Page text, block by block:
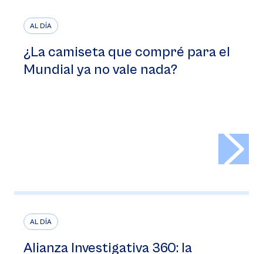
AL DÍA
¿La camiseta que compré para el
Mundial ya no vale nada?
AL DÍA
Alianza Investigativa 360: la